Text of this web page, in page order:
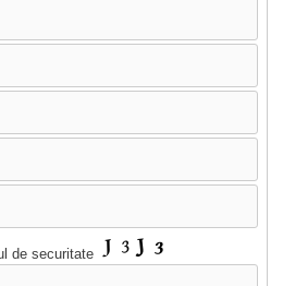
de securitate